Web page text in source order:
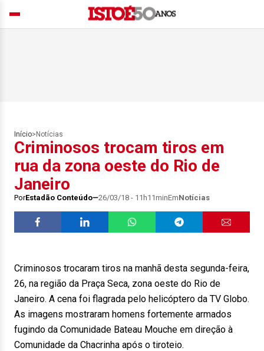
Início> Notícias
Criminosos trocam tiros em
rua da zona oeste do Rio de
Janeiro
PorEstadão Conteúdo 26/03/18 - 11h11minEmNotícias
Criminosos trocaram tiros na manhã desta segunda-feira,
26, na região da Praça Seca, zona oeste do Rio de
Janeiro. A cena foi flagrada pelo helicóptero da TV Globo.
As imagens mostraram homens fortemente armados
fugindo da Comunidade Bateau Mouche em direção à
Comunidade da Chacrinha após o tiroteio.